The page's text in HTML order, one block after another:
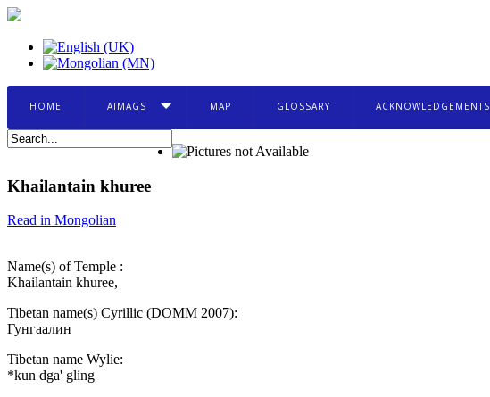
HOME AIMAGS MAP GLOSSARY ACKNOWLEDGEMENTS
Khailantain khuree
Read in Mongolian
Name(s) of Temple :
Khailantain khuree,
Tibetan name(s) Cyrillic (DOMM 2007):
Гунгаалин
Tibetan name Wylie:
*kun dga' gling